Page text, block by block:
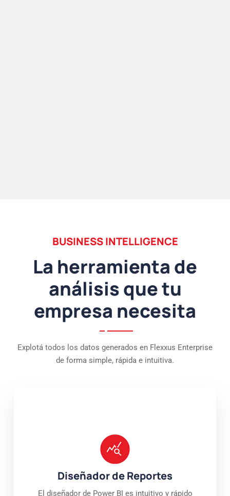
BUSINESS INTELLIGENCE
La herramienta de
análisis que tu
empresa necesita
Explotá todos los datos generados en Flexxus Enterprise
de forma simple, rápida e intuitiva.
Diseñador de Reportes
El diseñador de Power BI es intuitivo y rápido